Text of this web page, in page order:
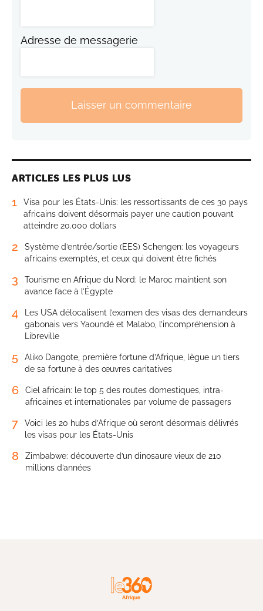
Adresse de messagerie
Laisser un commentaire
ARTICLES LES PLUS LUS
1
Visa pour les États-Unis: les ressortissants de ces 30 pays
africains doivent désormais payer une caution pouvant
atteindre 20.000 dollars
2
Système d’entrée/sortie (EES) Schengen: les voyageurs
africains exemptés, et ceux qui doivent être fichés
3
Tourisme en Afrique du Nord: le Maroc maintient son
avance face à l’Égypte
4
Les USA délocalisent l’examen des visas des demandeurs
gabonais vers Yaoundé et Malabo, l’incompréhension à
Libreville
5
Aliko Dangote, première fortune d’Afrique, lègue un tiers
de sa fortune à des œuvres caritatives
6
Ciel africain: le top 5 des routes domestiques, intra-
africaines et internationales par volume de passagers
7
Voici les 20 hubs d’Afrique où seront désormais délivrés
les visas pour les États-Unis
8
Zimbabwe: découverte d’un dinosaure vieux de 210
millions d’années